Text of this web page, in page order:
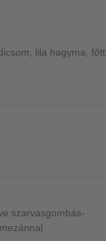
lila hagyma, főtt
szarvasgombás-